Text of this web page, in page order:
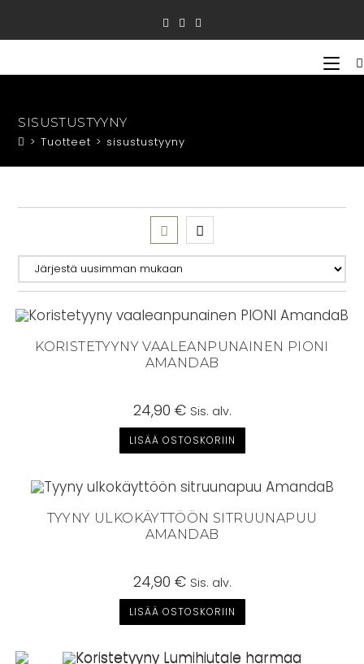
SISUSTUSTYYNY
> Tuotteet > sisustustyyny
KORISTETYYNY VAALEANPUNAINEN PIONI
AMANDAB
24,90 € Sis. alv.
LISÄÄ OSTOSKORIIN
TYYNY ULKOKÄYTTÖÖN SITRUUNAPUU
AMANDAB
24,90 € Sis. alv.
LISÄÄ OSTOSKORIIN